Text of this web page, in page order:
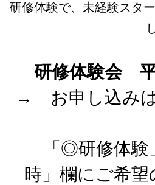
研修体験で、未経験スタ
研修体験会
→ お申し込み
「◎研修体験
時」欄にご希